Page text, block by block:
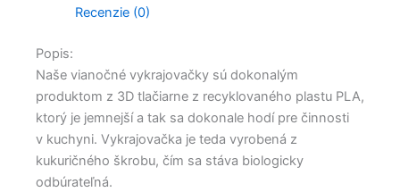
Recenzie (0)
Popis:
Naše vianočné vykrajovačky sú dokonalým
produktom z 3D tlačiarne z recyklovaného plastu PLA,
ktorý je jemnejší a tak sa dokonale hodí pre činnosti
v kuchyni. Vykrajovačka je teda vyrobená z
kukuričného škrobu, čím sa stáva biologicky
odbúrateľná.